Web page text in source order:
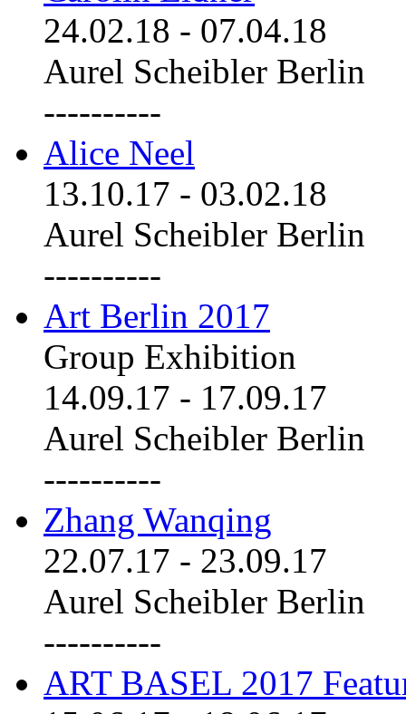
24.02.18 - 07.04.18
Aurel Scheibler Berlin
----------
Alice Neel
13.10.17 - 03.02.18
Aurel Scheibler Berlin
----------
Art Berlin 2017
Group Exhibition
14.09.17 - 17.09.17
Aurel Scheibler Berlin
----------
Zhang Wanqing
22.07.17 - 23.09.17
Aurel Scheibler Berlin
----------
ART BASEL 2017